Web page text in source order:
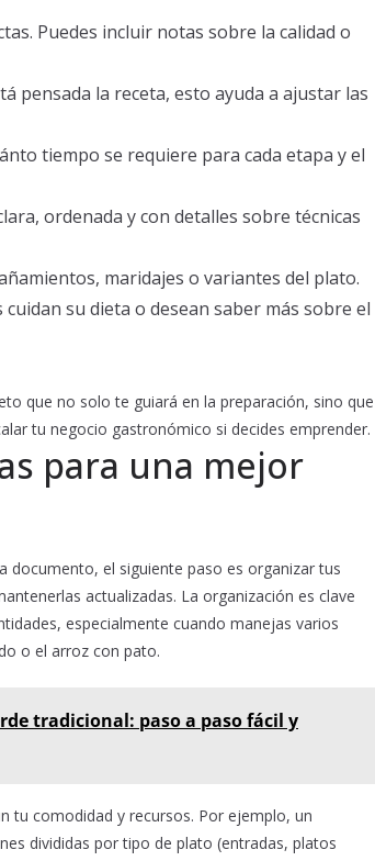
Puedes incluir notas sobre la calidad o
pensada la receta, esto ayuda a ajustar las
tiempo se requiere para cada etapa y el
ordenada y con detalles sobre técnicas
maridajes o variantes del plato.
cuidan su dieta o desean saber más sobre el
que no solo te guiará en la preparación, sino que
tu negocio gastronómico si decides emprender.
para una mejor
documento, el siguiente paso es organizar tus
actualizadas. La organización es clave
especialmente cuando manejas varios
o el arroz con pato.
tradicional: paso a paso fácil y
tu comodidad y recursos. Por ejemplo, un
divididas por tipo de plato (entradas, platos